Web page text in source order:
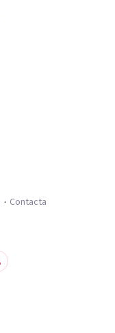
Contacta